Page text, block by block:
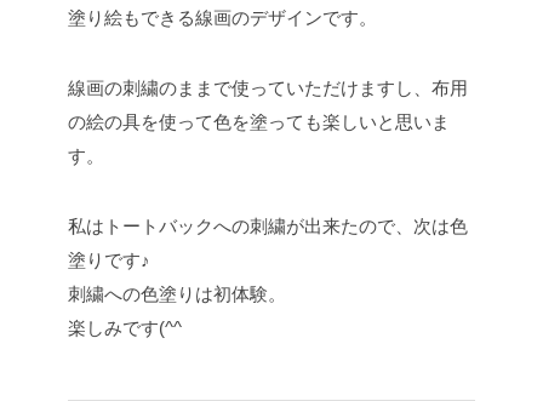
塗り絵もできる線画のデザインです。
線画の刺繍のままで使っていただけますし、布用
の絵の具を使って色を塗っても楽しいと思いま
す。
私はトートバックへの刺繍が出来たので、次は色
塗りです♪
刺繍への色塗りは初体験。
楽しみです(^^